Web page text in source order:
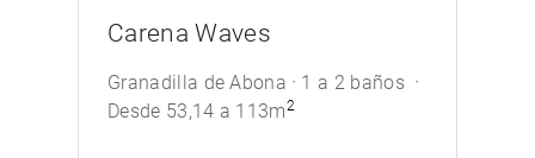
Carena Waves
Granadilla de Abona
1 a 2 baños
Desde 53,14 a 113m2